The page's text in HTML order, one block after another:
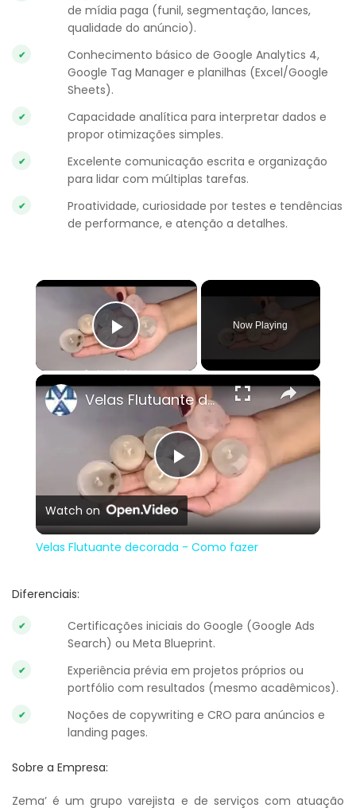
de mídia paga (funil, segmentação, lances,
qualidade do anúncio).
Conhecimento básico de Google Analytics 4,
Google Tag Manager e planilhas (Excel/Google
Sheets).
Capacidade analítica para interpretar dados e
propor otimizações simples.
Excelente comunicação escrita e organização
para lidar com múltiplas tarefas.
Proatividade, curiosidade por testes e tendências
de performance, e atenção a detalhes.
×
Play Video
Now Playing
×
Play
Video
Velas Flutuante decorada - Como fazer
Watch on
Velas Flutuante decorada - Como fazer
Diferenciais:
Certificações iniciais do Google (Google Ads
Search) ou Meta Blueprint.
Experiência prévia em projetos próprios ou
portfólio com resultados (mesmo acadêmicos).
Noções de copywriting e CRO para anúncios e
landing pages.
Sobre a Empresa:
Zema’ é um grupo varejista e de serviços com atuação